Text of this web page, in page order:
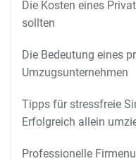
Die Kosten eines
sollten
Die Bedeutung eines
Umzugsunternehmen
Tipps für stressfreie
Erfolgreich allein
Professionelle